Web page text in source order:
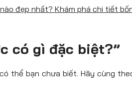
đẹp nhất? Khám phá chi tiết
có gì đặc biệt?”
thể bạn chưa biết. Hãy cùng